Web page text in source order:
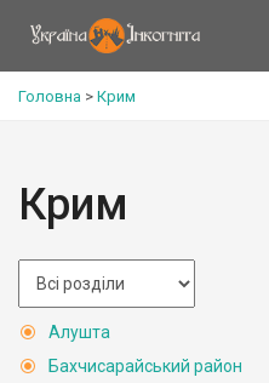
Головна > Крим
Крим
Алушта
Бахчисарайський район